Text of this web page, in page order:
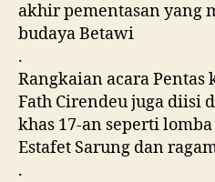
akhir pementasan yang
budaya Betawi
.
Rangkaian acara Pentas
Fath Cirendeu juga diisi
khas 17-an seperti
Estafet Sarung dan
.